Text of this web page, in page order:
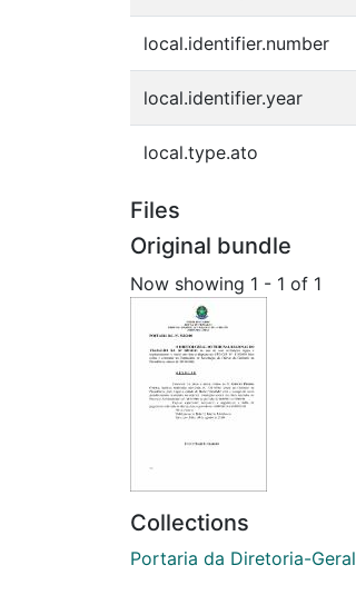
local.identifier.number
local.identifier.year
local.type.ato
Files
Original bundle
Now showing 1 - 1 of 1
Collections
Portaria da Diretoria-Geral